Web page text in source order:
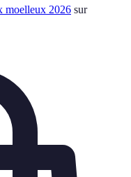
moelleux 2026 sur